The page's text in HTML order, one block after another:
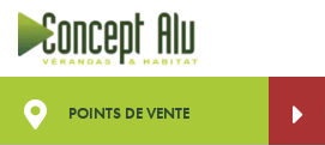
POINTS DE VENTE